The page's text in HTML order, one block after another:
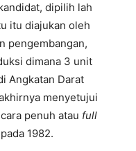
dipilih lah
itu diajukan oleh
pengembangan,
dimana 3 unit
Angkatan Darat
menyetujui
penuh atau full
1982.